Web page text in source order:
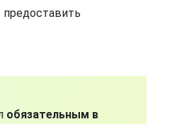
обязательным в